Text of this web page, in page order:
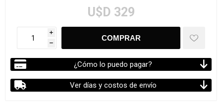
U$D 329
i
h
¿Cómo lo puedo pagar?
Ver días y costos de envío